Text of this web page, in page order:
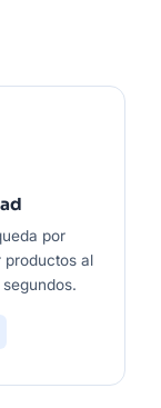
por
productos al